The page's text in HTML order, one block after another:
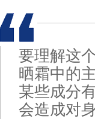
要理解这
晒霜中的
某些成分
会造成对